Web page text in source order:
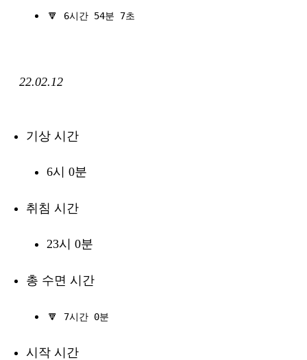
🔽 6시간 54분 7초
22.02.12
기상 시간
6시 0분
취침 시간
23시 0분
총 수면 시간
🔽 7시간 0분
시작 시간